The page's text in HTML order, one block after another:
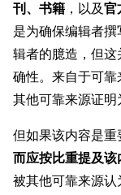
刊、书籍 ，以及官
是为确保编辑者
辑者的臆造，但
确性。来自于可
其他可靠来源证明
但如果该内容是重
而应按比重提及该
被其他可靠来源认